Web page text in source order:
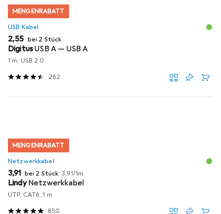
MENGENRABATT
USB Kabel
EUR
2,55 bei 2 Stück
DigitusUSB A — USB A
1 m, USB 2.0
262
MENGENRABATT
Netzwerkkabel
EUR
3,91 bei 2 Stück EUR
3,91/1m
Lindy Netzwerkkabel
UTP, CAT6, 1 m
850